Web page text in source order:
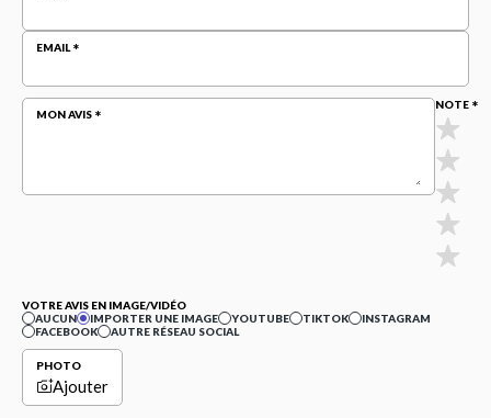
EMAIL
MON AVIS
NOTE
VOTRE AVIS EN IMAGE/VIDÉO
AUCUN
IMPORTER UNE IMAGE YOUTUBE TIKTOK
INSTAGRAM
FACEBOOK
AUTRE RÉSEAU SOCIAL
PHOTO
Ajouter